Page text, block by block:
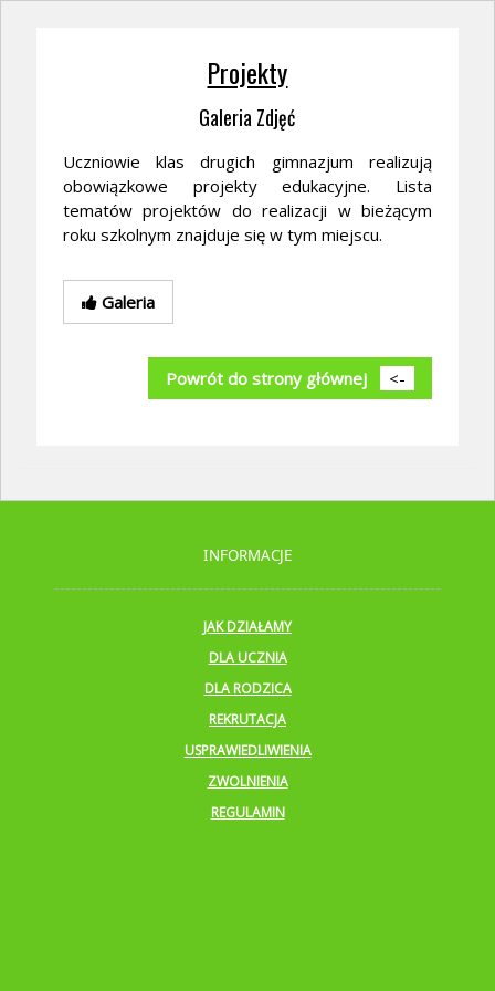
Projekty
Galeria Zdjęć
Uczniowie klas drugich gimnazjum realizują
obowiązkowe projekty edukacyjne. Lista
tematów projektów do realizacji w bieżącym
roku szkolnym znajduje się w tym miejscu.
Galeria
Powrót do strony głównej <-
INFORMACJE
JAK DZIAŁAMY
DLA UCZNIA
DLA RODZICA
REKRUTACJA
USPRAWIEDLIWIENIA
ZWOLNIENIA
REGULAMIN